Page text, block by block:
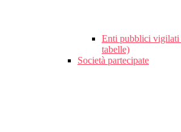
Enti pubblici vigilati
tabelle)
Società partecipate